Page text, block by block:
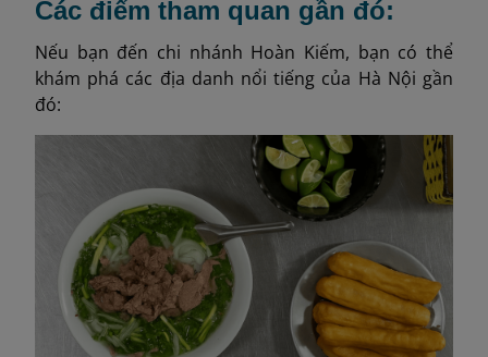
Các điểm tham quan gần đó:
Nếu bạn đến chi nhánh Hoàn Kiếm, bạn có thể
khám phá các địa danh nổi tiếng của Hà Nội gần
đó: